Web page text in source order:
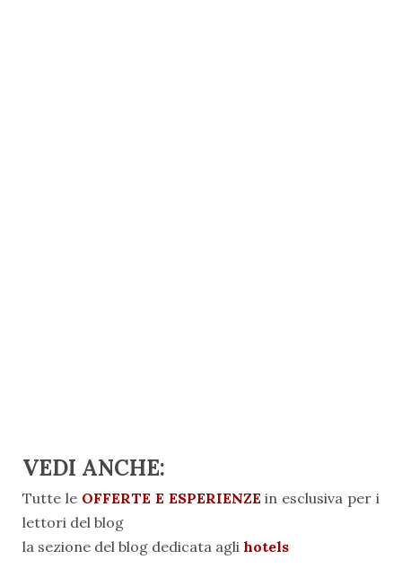
VEDI ANCHE:
Tutte le OFFERTE E ESPERIENZE in esclusiva per i
lettori del blog
la sezione del blog dedicata agli hotels